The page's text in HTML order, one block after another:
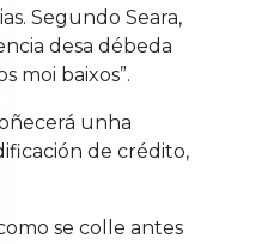
Segundo Seara,
desa débeda
moi baixos”.
unha
de crédito,
se colle antes